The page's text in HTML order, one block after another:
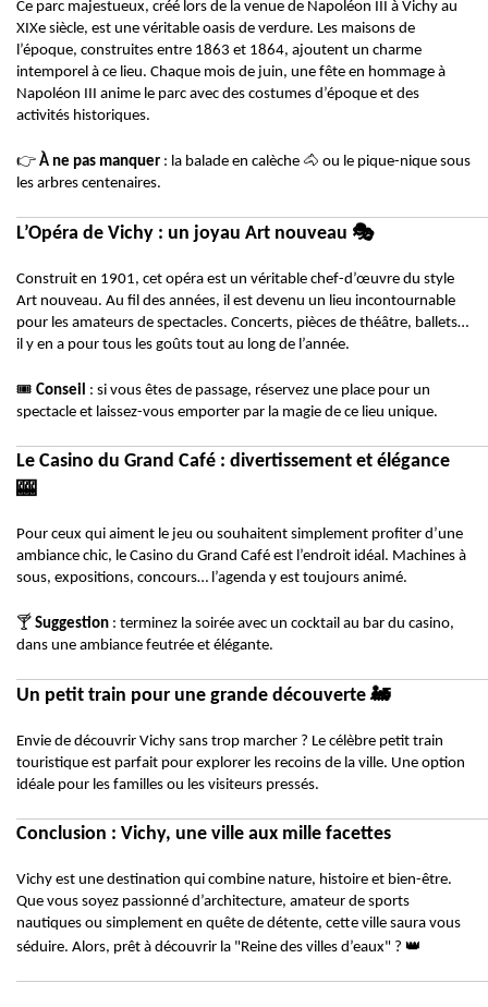
Ce parc majestueux, créé lors de la venue de Napoléon III à Vichy au
XIXe siècle, est une véritable oasis de verdure. Les maisons de
l’époque, construites entre 1863 et 1864, ajoutent un charme
intemporel à ce lieu. Chaque mois de juin, une fête en hommage à
Napoléon III anime le parc avec des costumes d’époque et des
activités historiques.
👉 À ne pas manquer : la balade en calèche 🐴 ou le pique-nique sous
les arbres centenaires.
L’Opéra de Vichy : un joyau Art nouveau 🎭
Construit en 1901, cet opéra est un véritable chef-d’œuvre du style
Art nouveau. Au fil des années, il est devenu un lieu incontournable
pour les amateurs de spectacles. Concerts, pièces de théâtre, ballets…
il y en a pour tous les goûts tout au long de l’année.
🎟 Conseil : si vous êtes de passage, réservez une place pour un
spectacle et laissez-vous emporter par la magie de ce lieu unique.
Le Casino du Grand Café : divertissement et élégance
🎰
Pour ceux qui aiment le jeu ou souhaitent simplement profiter d’une
ambiance chic, le Casino du Grand Café est l’endroit idéal. Machines à
sous, expositions, concours… l’agenda y est toujours animé.
🍸 Suggestion : terminez la soirée avec un cocktail au bar du casino,
dans une ambiance feutrée et élégante.
Un petit train pour une grande découverte 🚂
Envie de découvrir Vichy sans trop marcher ? Le célèbre petit train
touristique est parfait pour explorer les recoins de la ville. Une option
idéale pour les familles ou les visiteurs pressés.
Conclusion : Vichy, une ville aux mille facettes
Vichy est une destination qui combine nature, histoire et bien-être.
Que vous soyez passionné d’architecture, amateur de sports
nautiques ou simplement en quête de détente, cette ville saura vous
séduire. Alors, prêt à découvrir la "Reine des villes d’eaux" ? 👑